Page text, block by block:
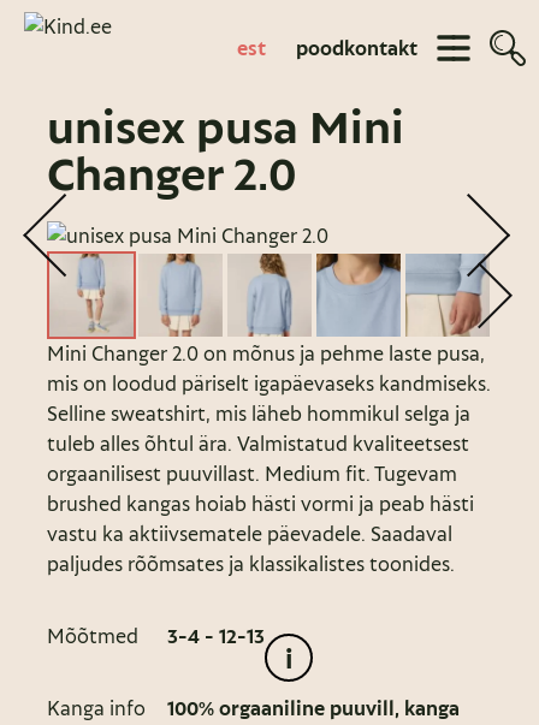
est poodkontakt
unisex pusa Mini
Changer 2.0
Mini Changer 2.0 on mõnus ja pehme laste pusa,
mis on loodud päriselt igapäevaseks kandmiseks.
Selline sweatshirt, mis läheb hommikul selga ja
tuleb alles õhtul ära. Valmistatud kvaliteetsest
orgaanilisest puuvillast. Medium fit. Tugevam
brushed kangas hoiab hästi vormi ja peab hästi
vastu ka aktiivsematele päevadele. Saadaval
paljudes rõõmsates ja klassikalistes toonides.
Mõõtmed 3-4 - 12-13
i
Kanga info
100% orgaaniline puuvill, kanga